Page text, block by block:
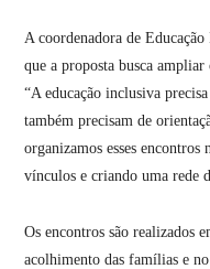
A coordenadora de
que a proposta busca
“A educação inclusiva
também precisam de
organizamos esses encontros
vínculos e criando uma rede
Os encontros são realizados
acolhimento das famílias e